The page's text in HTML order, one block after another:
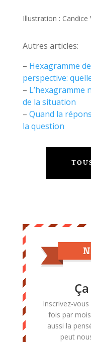
Illustration : Candice
Autres articles:
– Hexagramme
perspective:
– L’hexagramme
de la situation
– Quand la
la question
Inscrivez-
fois par
aussi la
peut